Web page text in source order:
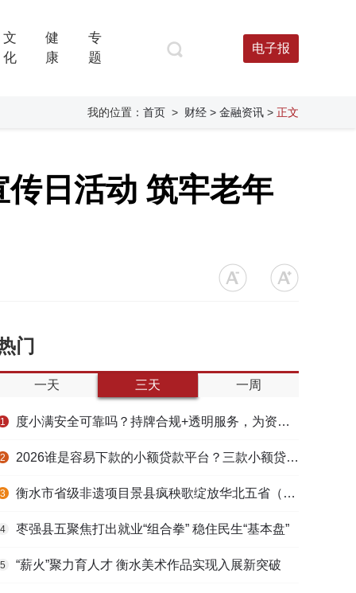
文
化
健
康
专
题
电子报
我的位置： 首页 > 财经 > 金融资讯 > 正文
日活动 筑牢老年
门
一天 三天 一周
1 度小满安全可靠吗？持牌合规+透明服务，为资金周转筑牢多重保障
2 2026谁是容易下款的小额贷款平台？三款小额贷款产品全面对比
3 衡水市省级非遗项目景县疯秧歌绽放华北五省（区）市舞蹈大赛舞台
4 枣强县五聚焦打出就业“组合拳” 稳住民生“基本盘”
5 “薪火”聚力育人才 衡水美术作品实现入展新突破